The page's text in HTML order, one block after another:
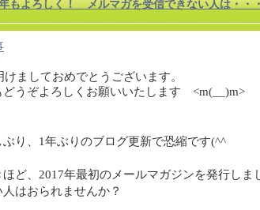
もよろしく！ メルマガを受信できない人は・・
けましておめでとうございます。
ぞよろしくお願いいたします <m(__)m>
り、1年ぶりのブログ更新で恐縮です(^^ゞ
ほど、2017年最初のメールマガジンを発行しま
はおられませんか？